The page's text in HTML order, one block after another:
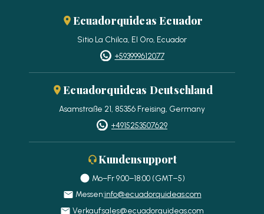
Ecuadorquideas Ecuador
Sitio La Chilca, El Oro, Ecuador
+593999612077
Ecuadorquideas Deutschland
Asamstraße 21, 85356 Freising, Germany
+4915253507629
Kundensupport
Mo–Fr 9:00–18:00 (GMT−5)
Messen:info@ecuadorquideas.com
Verkauf:sales@ecuadorquideas.com